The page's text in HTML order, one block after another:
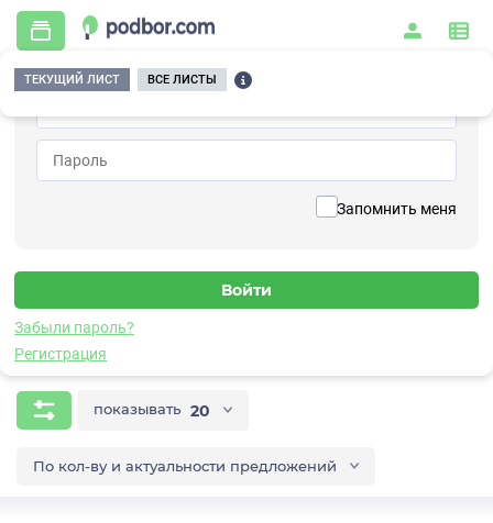
Запомнить меня
Забыли пароль?
Регистрация
ТЕКУЩИЙ ЛИСТ ВСЕ ЛИСТЫ
Главная / Контрольно-измерительные приборы и автоматика / Датчики /
Бесконтактные
Датчики бесконтактные
показывать 20
По кол-ву и актуальности предложений